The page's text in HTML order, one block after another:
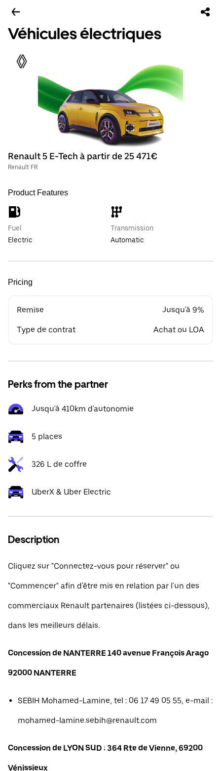
Véhicules électriques
Renault 5 E-Tech à partir de 25 471€
Renault FR
Product Features
Fuel
Electric
Transmission
Automatic
Pricing
Remise Jusqu'à 9%
Type de contrat Achat ou LOA
Perks from the partner
Jusqu'à 410km d'autonomie
5 places
326 L de coffre
UberX & Uber Electric
Description
Cliquez sur "Connectez-vous pour réserver" ou
"Commencer" afin d'être mis en relation par l'un des
commerciaux Renault partenaires (listées ci-dessous),
dans les meilleurs délais.
Concession de NANTERRE 140 avenue François Arago
92000 NANTERRE
SEBIH Mohamed-Lamine, tel : 06 17 49 05 55, e-mail :
mohamed-lamine.sebih@renault.com
Concession de LYON SUD : 364 Rte de Vienne, 69200
Vénissieux